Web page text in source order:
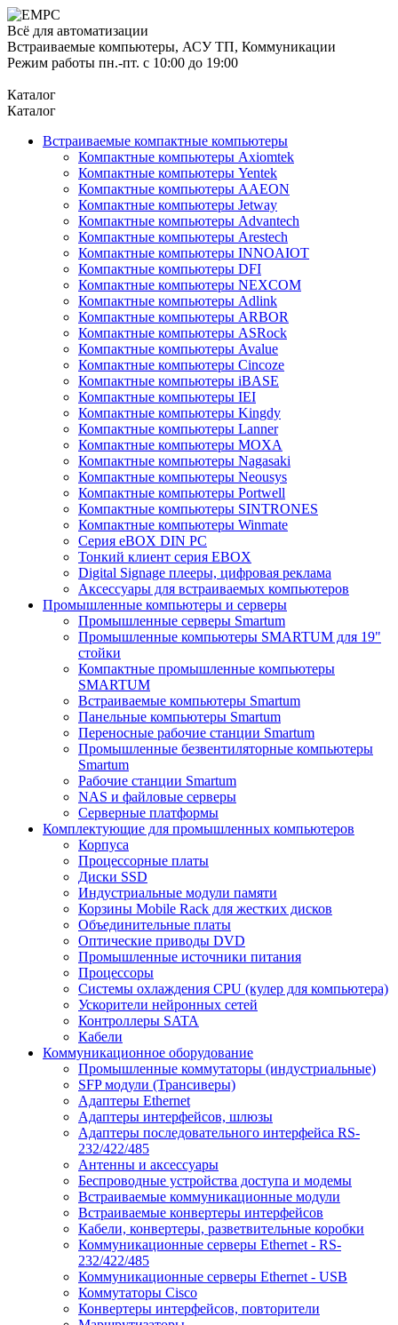
Всё для автоматизации
Встраиваемые компьютеры, АСУ ТП, Коммуникации
Режим работы пн.-пт. с 10:00 до 19:00
Каталог
Каталог
Встраиваемые компактные компьютеры
Компактные компьютеры Axiomtek
Компактные компьютеры Yentek
Компактные компьютеры AAEON
Компактные компьютеры Jetway
Компактные компьютеры Advantech
Компактные компьютеры Arestech
Компактные компьютеры INNOAIOT
Компактные компьютеры DFI
Компактные компьютеры NEXCOM
Компактные компьютеры Adlink
Компактные компьютеры ARBOR
Компактные компьютеры ASRock
Компактные компьютеры Avalue
Компактные компьютеры Cincoze
Компактные компьютеры iBASE
Компактные компьютеры IEI
Компактные компьютеры Kingdy
Компактные компьютеры Lanner
Компактные компьютеры MOXA
Компактные компьютеры Nagasaki
Компактные компьютеры Neousys
Компактные компьютеры Portwell
Компактные компьютеры SINTRONES
Компактные компьютеры Winmate
Серия eBOX DIN PC
Тонкий клиент серия EBOX
Digital Signage плееры, цифровая реклама
Аксессуары для встраиваемых компьютеров
Промышленные компьютеры и серверы
Промышленные серверы Smartum
Промышленные компьютеры SMARTUM для 19"
стойки
Компактные промышленные компьютеры
SMARTUM
Встраиваемые компьютеры Smartum
Панельные компьютеры Smartum
Переносные рабочие станции Smartum
Промышленные безвентиляторные компьютеры
Smartum
Рабочие станции Smartum
NAS и файловые серверы
Серверные платформы
Комплектующие для промышленных компьютеров
Корпуса
Процессорные платы
Диски SSD
Индустриальные модули памяти
Корзины Mobile Rack для жестких дисков
Объединительные платы
Оптические приводы DVD
Промышленные источники питания
Процессоры
Системы охлаждения CPU (кулер для компьютера)
Ускорители нейронных сетей
Контроллеры SATA
Кабели
Коммуникационное оборудование
Промышленные коммутаторы (индустриальные)
SFP модули (Трансиверы)
Адаптеры Ethernet
Адаптеры интерфейсов, шлюзы
Адаптеры последовательного интерфейса RS-
232/422/485
Антенны и аксессуары
Беспроводные устройства доступа и модемы
Встраиваемые коммуникационные модули
Встраиваемые конвертеры интерфейсов
Кабели, конвертеры, разветвительные коробки
Коммуникационные серверы Ethernet - RS-
232/422/485
Коммуникационные серверы Ethernet - USB
Коммутаторы Cisco
Конвертеры интерфейсов, повторители